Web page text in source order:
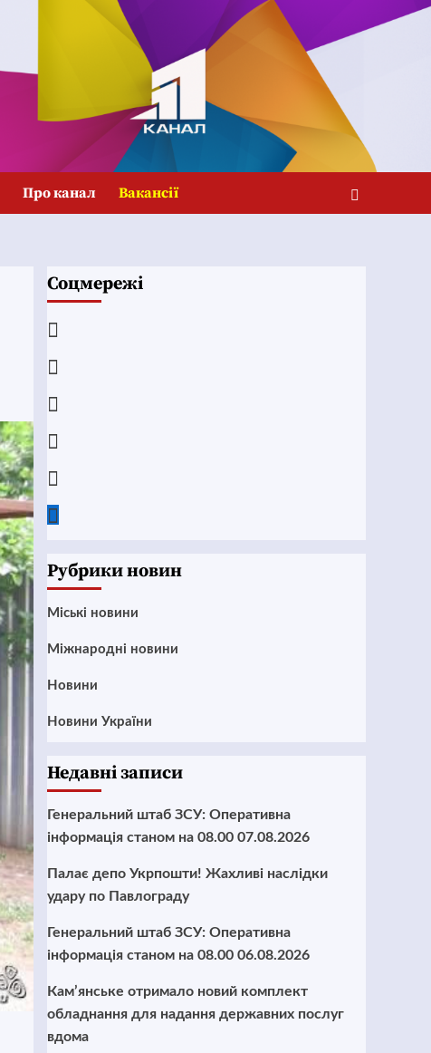
Про канал Вакансії
Соцмережі
Рубрики новин
Mіські новини
Міжнародні новини
Новини
Новини України
Недавні записи
Генеральний штаб ЗСУ: Оперативна
інформація станом на 08.00 07.08.2026
Палає депо Укрпошти! Жахливі наслідки
удару по Павлограду
Генеральний штаб ЗСУ: Оперативна
інформація станом на 08.00 06.08.2026
Кам’янське отримало новий комплект
обладнання для надання державних послуг
вдома